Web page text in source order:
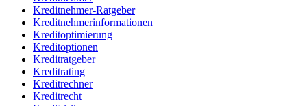
Kreditnehmer-Ratgeber
Kreditnehmerinformationen
Kreditoptimierung
Kreditoptionen
Kreditratgeber
Kreditrating
Kreditrechner
Kreditrecht